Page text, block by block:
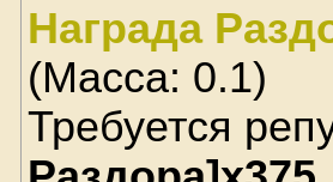
Награда
(Масса: 0.1)
Требуется